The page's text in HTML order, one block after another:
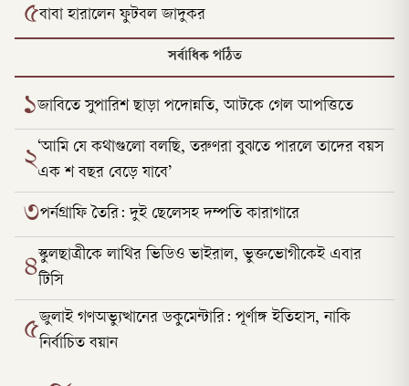
৫বাবা হারালেন ফুটবল জাদুকর
সর্বাধিক পঠিত
১জাবিতে সুপারিশ ছাড়া পদোন্নতি, আটকে গেল আপত্তিতে
২‘আমি যে কথাগুলো বলছি, তরুণরা বুঝতে পারলে তাদের বয়স
এক শ বছর বেড়ে যাবে’
৩পর্নগ্রাফি তৈরি: দুই ছেলেসহ দম্পতি কারাগারে
৪স্কুলছাত্রীকে লাথির ভিডিও ভাইরাল, ভুক্তভোগীকেই এবার
টিসি
৫জুলাই গণঅভ্যুত্থানের ডকুমেন্টারি: পূর্ণাঙ্গ ইতিহাস, নাকি
নির্বাচিত বয়ান